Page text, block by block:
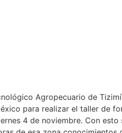
Agropecuario de
para realizar el taller de
4 de noviembre. Con